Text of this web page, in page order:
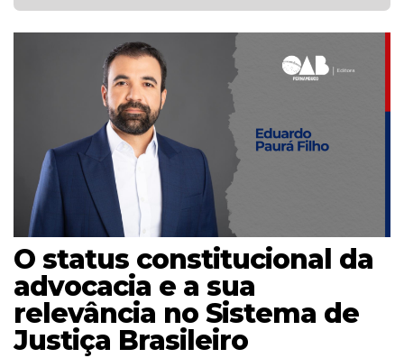
O status constitucional da
advocacia e a sua
relevância no Sistema de
Justiça Brasileiro